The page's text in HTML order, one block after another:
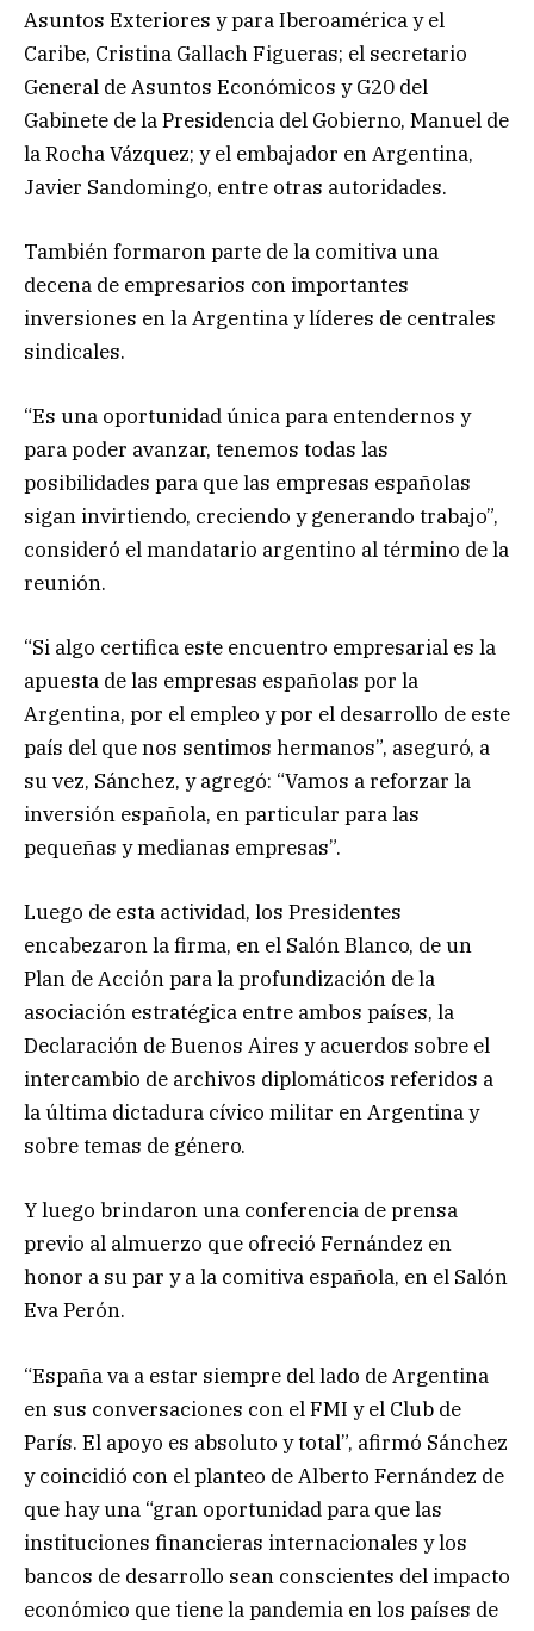
Asuntos Exteriores y para Iberoamérica y el
Caribe, Cristina Gallach Figueras; el secretario
General de Asuntos Económicos y G20 del
Gabinete de la Presidencia del Gobierno, Manuel de
la Rocha Vázquez; y el embajador en Argentina,
Javier Sandomingo, entre otras autoridades.
También formaron parte de la comitiva una
decena de empresarios con importantes
inversiones en la Argentina y líderes de centrales
sindicales.
“Es una oportunidad única para entendernos y
para poder avanzar, tenemos todas las
posibilidades para que las empresas españolas
sigan invirtiendo, creciendo y generando trabajo”,
consideró el mandatario argentino al término de la
reunión.
“Si algo certifica este encuentro empresarial es la
apuesta de las empresas españolas por la
Argentina, por el empleo y por el desarrollo de este
país del que nos sentimos hermanos”, aseguró, a
su vez, Sánchez, y agregó: “Vamos a reforzar la
inversión española, en particular para las
pequeñas y medianas empresas”.
Luego de esta actividad, los Presidentes
encabezaron la firma, en el Salón Blanco, de un
Plan de Acción para la profundización de la
asociación estratégica entre ambos países, la
Declaración de Buenos Aires y acuerdos sobre el
intercambio de archivos diplomáticos referidos a
la última dictadura cívico militar en Argentina y
sobre temas de género.
Y luego brindaron una conferencia de prensa
previo al almuerzo que ofreció Fernández en
honor a su par y a la comitiva española, en el Salón
Eva Perón.
“España va a estar siempre del lado de Argentina
en sus conversaciones con el FMI y el Club de
París. El apoyo es absoluto y total”, afirmó Sánchez
y coincidió con el planteo de Alberto Fernández de
que hay una “gran oportunidad para que las
instituciones financieras internacionales y los
bancos de desarrollo sean conscientes del impacto
económico que tiene la pandemia en los países de